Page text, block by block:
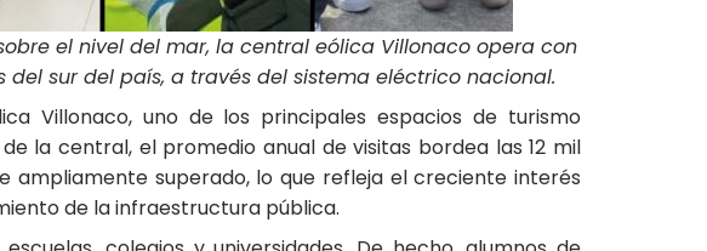
el nivel del mar, la central eólica Villonaco opera con
sur del país, a través del sistema eléctrico nacional.
Villonaco, uno de los principales espacios de turismo
la central, el promedio anual de visitas bordea las 12 mil
ampliamente superado, lo que refleja el creciente interés
de la infraestructura pública.